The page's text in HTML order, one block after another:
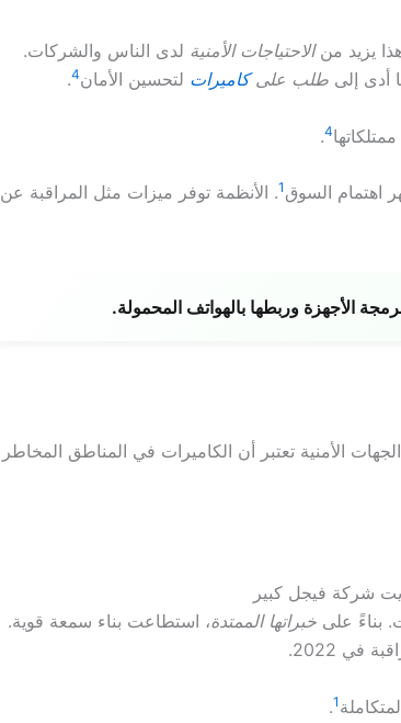
يزيد منالاحتياجات الأمنية لدى الناس والشركات.
طلب علىكاميرات لتحسين الأمان4
.
4
.
1. الأنظمة توفر ميزات مثل المراقبة عن
الأجهزة وربطها بالهواتف المحمولة.
الأمنية تعتبر أن الكاميرات في المناطق المخاطر
بناءً على خبراتها الممتدة، استطاعت بناء سمعة قوية.
1
.